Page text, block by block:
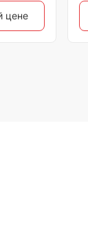
цене